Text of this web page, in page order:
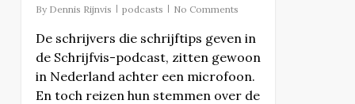
By Dennis Rijnvis podcasts No Comments
De schrijvers die schrijftips geven in
de Schrijfvis-podcast, zitten gewoon
in Nederland achter een microfoon.
En toch reizen hun stemmen over de